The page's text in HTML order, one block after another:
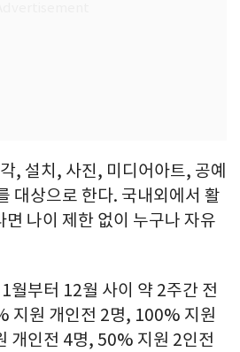
, 설치, 사진, 미디어아트, 공예
대상으로 한다. 국내외에서 활
나이 제한 없이 누구나 자유
월부터 12월 사이 약 2주간 전
지원 개인전 2명, 100% 지원
개인전 4명, 50% 지원 2인전